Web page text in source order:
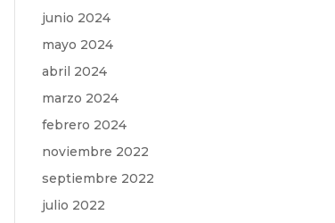
junio 2024
mayo 2024
abril 2024
marzo 2024
febrero 2024
noviembre 2022
septiembre 2022
julio 2022